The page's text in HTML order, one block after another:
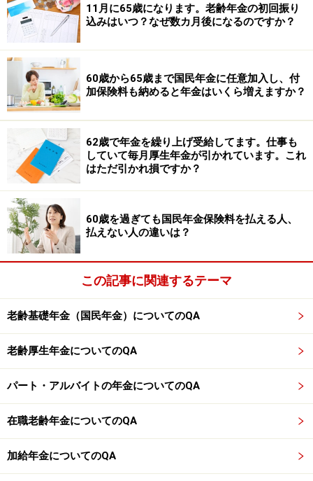
フリーランス夫婦で老後資金が足りません。年金を繰上
げ受給するとどうなりますか？
※記事内容は執筆時点のものです。最新の内容をご確認くださ
い。
本記事の内容は一般的な情報提供を目的としており、特定の金融
商品や投資行動を推奨するものではありません。
投資や資産運用に関する最終的なご判断はご自身の責任において
行ってください。
掲載情報の正確性・完全性については十分に配慮しております
が、その内容を保証するものではなく、これに基づく損失・損害
などについて当社は一切の責任を負いません。
最新の情報や詳細については、必ず各金融機関やサービス提供者
の公式情報をご確認ください。
【編集部からのお知らせ】
・「家計」について、
中です！
※抽選で20名にAmazonギフト券1000円分プレゼント
なります
11月に65歳になります。老齢年金の初回振り
込みはいつ？なぜ数カ月後になるのですか？
60歳から65歳まで国民年金に任意加入し、付
加保険料も納めると年金はいくら増えますか？
62歳で年金を繰り上げ受給してます。仕事も
していて毎月厚生年金が引かれています。これ
はただ引かれ損ですか？
60歳を過ぎても国民年金保険料を払える人、
払えない人の違いは？
この記事に関連するテーマ
老齢基礎年金（国民年金）についてのQA
老齢厚生年金についてのQA
パート・アルバイトの年金についてのQA
在職老齢年金についてのQA
加給年金についてのQA